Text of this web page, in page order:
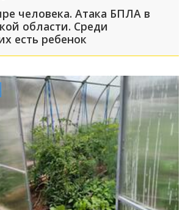
человека. Атака БПЛА в
области. Среди
есть ребенок